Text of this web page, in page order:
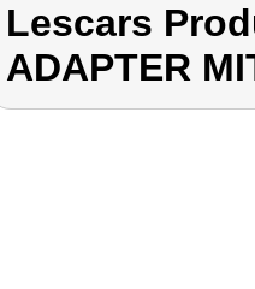
Lescars
ADAPTER